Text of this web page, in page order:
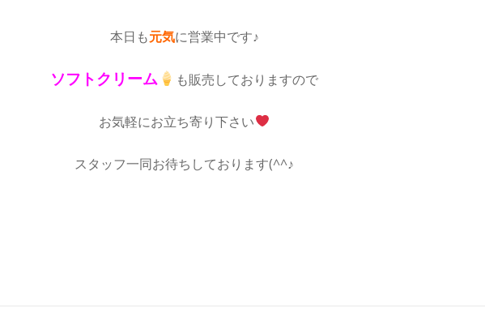
本日も元気に営業中です♪
ソフトクリーム も販売しておりますので
お気軽にお立ち寄り下さい
スタッフ一同お待ちしております(^^♪